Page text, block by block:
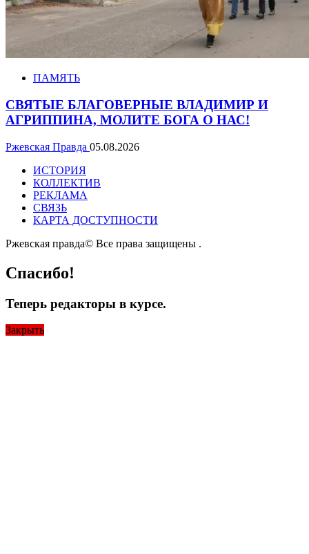
ПАМЯТЬ
СВЯТЫЕ БЛАГОВЕРНЫЕ ВЛАДИМИР И
АГРИППИНА, МОЛИТЕ БОГА О НАС!
Ржевская Правда 05.08.2026
ИСТОРИЯ
КОЛЛЕКТИВ
РЕКЛАМА
СВЯЗЬ
КАРТА ДОСТУПНОСТИ
Ржевская правда© Все права защищены .
Спасибо!
Теперь редакторы в курсе.
Закрыть